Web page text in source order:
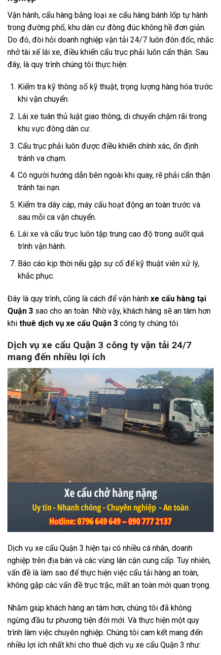
Vận hành, cẩu hàng bằng loại xe cẩu hàng bánh lốp tự hành
trong đường phố, khu dân cư đông đúc không hề đơn giản.
Do đó, đòi hỏi doanh nghiệp vận tải 24/7 luôn đôn đốc, nhắc
nhở tài xế lái xe, điều khiển cẩu trục phải luôn cẩn thận. Sau
đây, là quy trình chúng tôi thực hiện:
Kiểm tra kỹ thông số kỹ thuật, trọng lượng hàng hóa trước
khi vận chuyển.
Lái xe tuân thủ luật giao thông, di chuyển chậm rãi trong
khu vực đông dân cư.
Cẩu trục phải luôn được điều khiển chính xác, ổn định
tránh va chạm.
Có người hướng dẫn bên ngoài khi quay, rẽ phải cẩn thận
tránh tai nạn.
Kiểm tra dây cáp, máy cẩu hoạt động an toàn trước và
sau mỗi ca vận chuyển.
Lái xe và cẩu trục luôn tập trung cao độ trong suốt quá
trình vận hành.
Báo cáo kịp thời nếu gặp sự cố để kỹ thuật viên xử lý,
khắc phục.
Đây là quy trình, cũng là cách để vận hành xe cẩu hàng tại
Quận 3 sao cho an toàn. Nhờ vậy, khách hàng sẽ an tâm hơn
khi thuê dịch vụ xe cẩu Quận 3 công ty chúng tôi.
Dịch vụ xe cẩu Quận 3 công ty vận tải 24/7
mang đến nhiều lợi ích
Dịch vụ xe cẩu Quận 3 hiện tại có nhiều cá nhân, doanh
nghiệp trên địa bàn và các vùng lân cận cung cấp. Tuy nhiên,
vấn đề là làm sao để thực hiện việc cẩu tải hàng an toàn,
không gặp các vấn đề trục trặc, mất an toàn mới quan trọng.
Nhằm giúp khách hàng an tâm hơn, chúng tôi đã không
ngừng đầu tư phương tiện đời mới. Và thực hiện một quy
trình làm việc chuyên nghiệp. Chúng tôi cam kết mang đến
nhiều lợi ích nhất khi cho thuê dịch vụ xe cẩu Quận 3 như: